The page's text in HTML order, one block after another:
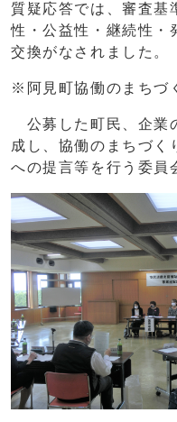
質疑応答では、審査基
性・公益性・継続性・
交換がなされました。
※阿見町協働のまちづ
公募した町民、企業
成し、協働のまちづく
への提言等を行う委員